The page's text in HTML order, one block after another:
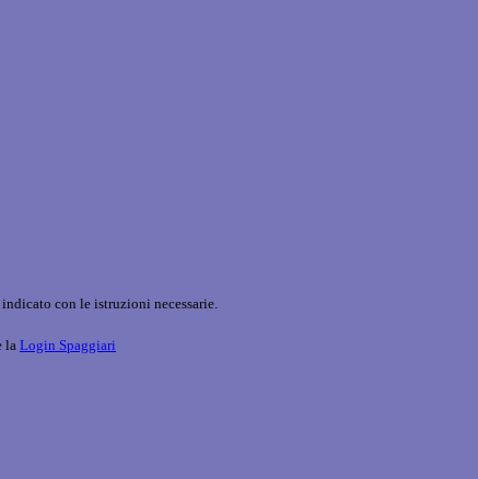
con le istruzioni necessarie.
la Login Spaggiari